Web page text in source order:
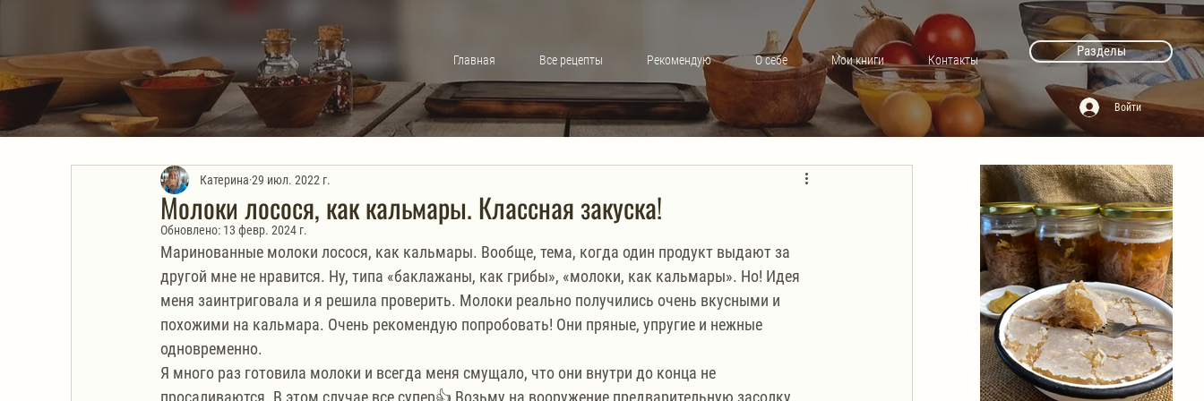
Главная Все рецепты Рекомендую О себе Мои книги Контакты
Разделы
Войти
Молоки лосося, как кальмары. Классная закуска!
Катерина 29 июл. 2022 г.
Обновлено: 13 февр. 2024 г.
Маринованные молоки лосося, как кальмары. Вообще, тема, когда один продукт выдают за
другой мне не нравится. Ну, типа «баклажаны, как грибы», «молоки, как кальмары». Но! Идея
меня заинтриговала и я решила проверить. Молоки реально получились очень вкусными и
похожими на кальмара. Очень рекомендую попробовать! Они пряные, упругие и нежные
одновременно.
Я много раз готовила молоки и всегда меня смущало, что они внутри до конца не
просаливаются. В этом случае все супер👍 Возьму на вооружение предварительную засолку